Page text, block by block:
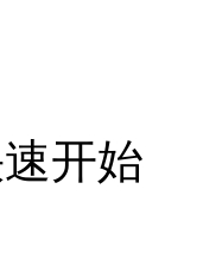
开始